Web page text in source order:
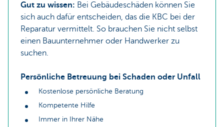
Gut zu wissen: Bei Gebäudeschäden können Sie
sich auch dafür entscheiden, das die KBC bei der
Reparatur vermittelt. So brauchen Sie nicht selbst
einen Bauunternehmer oder Handwerker zu
suchen.
Persönliche Betreuung bei Schaden oder Unfall
Kostenlose persönliche Beratung
Kompetente Hilfe
Immer in Ihrer Nähe